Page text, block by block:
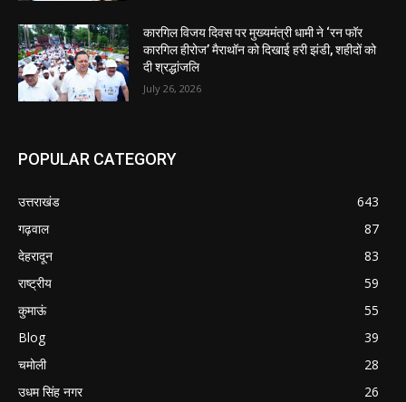
कारगिल विजय दिवस पर मुख्यमंत्री धामी ने ‘रन फॉर
कारगिल हीरोज’ मैराथॉन को दिखाई हरी झंडी, शहीदों को
दी श्रद्धांजलि
July 26, 2026
POPULAR CATEGORY
उत्तराखंड
643
गढ़वाल
87
देहरादून
83
राष्ट्रीय
59
कुमाऊं
55
Blog
39
चमोली
28
उधम सिंह नगर
26